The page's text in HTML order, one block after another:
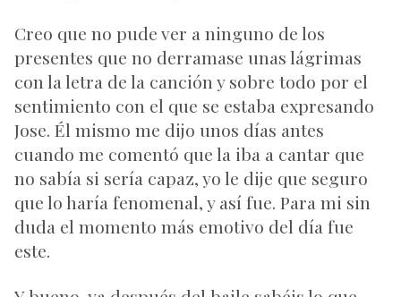
Creo que no pude ver a ninguno de los
presentes que no derramase unas lágrimas
con la letra de la canción y sobre todo por el
sentimiento con el que se estaba expresando
Jose. Él mismo me dijo unos días antes
cuando me comentó que la iba a cantar que
no sabía si sería capaz, yo le dije que seguro
que lo haría fenomenal, y así fue. Para mi sin
duda el momento más emotivo del día fue
este.